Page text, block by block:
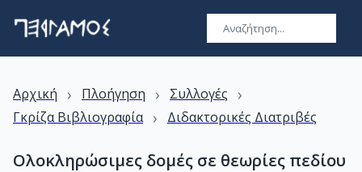
Αρχική › Πλοήγηση › Συλλογές ›
Γκρίζα Βιβλιογραφία › Διδακτορικές Διατριβές
Ολοκληρώσιμες δομές σε θεωρίες πεδίου